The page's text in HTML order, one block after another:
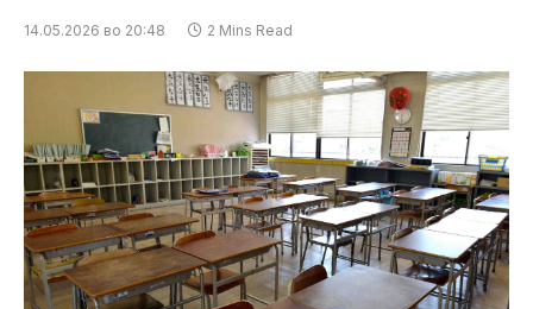
14.05.2026 во 20:48 2 Mins Read